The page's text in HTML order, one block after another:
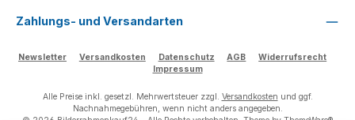
Zahlungs- und Versandarten
Newsletter Versandkosten Datenschutz AGB
Widerrufsrecht
Impressum
Alle Preise inkl. gesetzl. Mehrwertsteuer zzgl. Versandkosten und ggf.
Nachnahmegebühren, wenn nicht anders angegeben.